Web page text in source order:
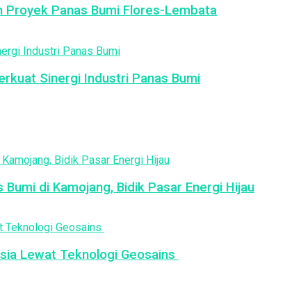
Panas Bumi Flores-Lembata
Sinergi Industri Panas Bumi
di Kamojang, Bidik Pasar Energi Hijau
Lewat Teknologi Geosains